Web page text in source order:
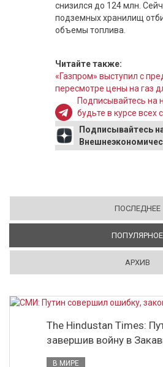
снизился до 124 млн.
подземных хранилищ
объемы топлива.
Читайте также:
«Газпром» выступил с
пересмотре цены на газ
Подписывайтесь на
будьте в курсе всех
Подписывайтесь
ПОСЛЕДНЕЕ
ПОПУЛЯРНОЕ
АРХИВ
The Hindustan Times:
завершив войну в
В МИРЕ